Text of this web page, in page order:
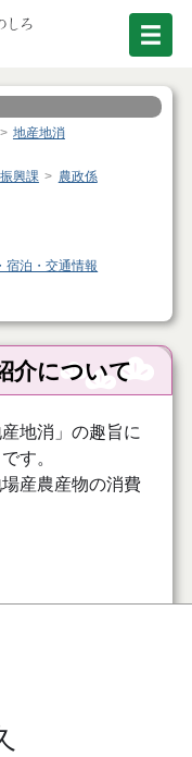
地産地消
興課
農政係
宿泊・交通情報
介について
地消」の趣旨に
す。
産農産物の消費